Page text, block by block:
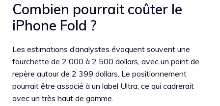
Combien pourrait coûter le
iPhone Fold ?
Les estimations d’analystes évoquent souvent une
fourchette de 2 000 à 2 500 dollars, avec un point de
repère autour de 2 399 dollars. Le positionnement
pourrait être associé à un label Ultra, ce qui cadrerait
avec un très haut de gamme.